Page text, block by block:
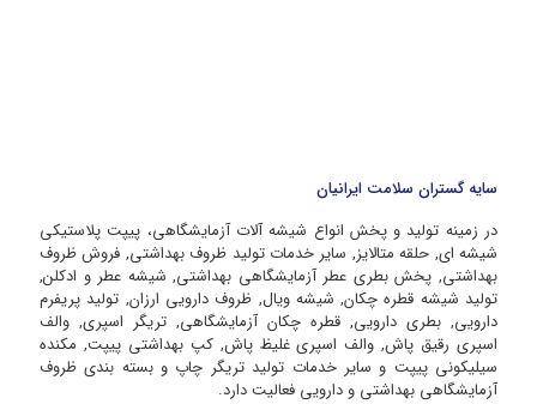
سایه گستران سلامت ایرانیان
در زمینه تولید و پخش انواع شیشه آلات آزمایشگاهی، پیپت پلاستیکی
شیشه ای, حلقه متالایز, سایر خدمات تولید ظروف بهداشتی, فروش ظروف
بهداشتی, پخش بطری عطر آزمایشگاهی بهداشتی, شیشه عطر و ادکلن,
تولید شیشه قطره چکان, شیشه ویال, ظروف دارویی ارزان, تولید پریفرم
دارویی, بطری دارویی, قطره چکان آزمایشگاهی, تریگر اسپری, والف
اسپری رقیق پاش, والف اسپری غلیظ پاش, کپ بهداشتی پیپت, مکنده
سیلیکونی پیپت و سایر خدمات تولید تریگر چاپ و بسته بندی ظروف
آزمایشگاهی بهداشتی و دارویی فعالیت دارد.